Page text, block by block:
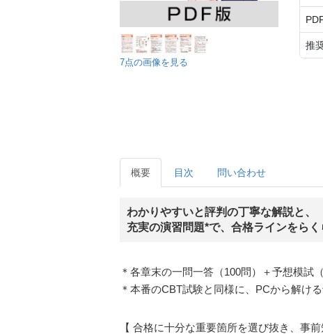
7点の画像を見る
推
概要 目次 問い合わせ
わかりやすいと評判の丁寧な解説と、
充実の演習問題*で、合格ラインをらく
＊各章末の一問一答（100問）＋予想模試（
＊本番のCBT試験と同様に、PCから解け
【 合格に十分な重要箇所を選び抜き、事